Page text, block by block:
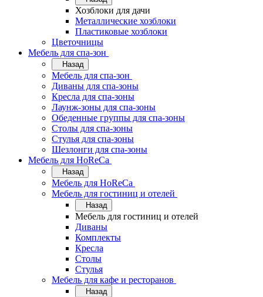
Хозблоки для дачи
Металлические хозблоки
Пластиковые хозблоки
Цветочницы
Мебель для спа-зон
Назад
Мебель для спа-зон
Диваны для спа-зоны
Кресла для спа-зоны
Лаунж-зоны для спа-зоны
Обеденные группы для спа-зоны
Столы для спа-зоны
Стулья для спа-зоны
Шезлонги для спа-зоны
Мебель для HoReCa
Назад
Мебель для HoReCa
Мебель для гостиниц и отелей
Назад
Мебель для гостиниц и отелей
Диваны
Комплекты
Кресла
Столы
Стулья
Мебель для кафе и ресторанов
Назад